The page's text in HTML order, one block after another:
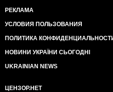
РЕКЛАМА
УСЛОВИЯ ПОЛЬЗОВАНИЯ
ПОЛИТИКА
НОВИНИ УКРАЇНИ СЬОГОДНІ
UKRAINIAN NEWS
ЦЕНЗОР.НЕТ